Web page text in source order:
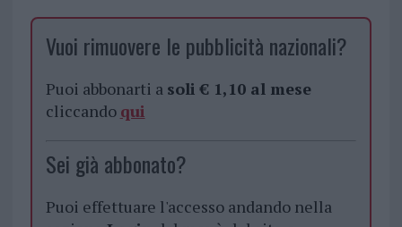
Vuoi rimuovere le pubblicità nazionali?
Puoi abbonarti a soli € 1,10 al mese
cliccando qui
Sei già abbonato?
Puoi effettuare l'accesso andando nella